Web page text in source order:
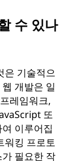
수 있나
은 기술적으
개발은 일
레임워크,
또
이루어집
워킹 프로토
필요한 작